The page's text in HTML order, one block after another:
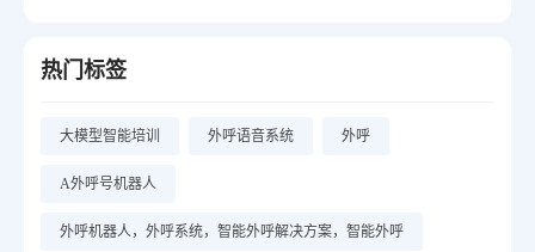
热门标签
大模型智能培训 外呼语音系统 外呼
A外呼号机器人
外呼机器人，外呼系统，智能外呼解决方案，智能外呼